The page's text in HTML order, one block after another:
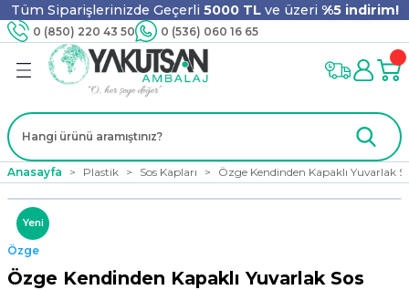
Tüm Siparişlerinizde Geçerli 5000 TLve üzeri %5 indirim!
0 (850) 220 43 50 0 (536) 060 16 65
Geri Dön
Geri Dön
Ürünleri
Geri Dön
Geri Dön
Tahta Karıştırıcı
Geri Dön
Geri Dön
Geri Dön
Geri Dön
Anasayfa Plastik Sos Kapları Özge Kendinden Kapaklı Yuvarlak
Yeni
Özge
Özge Kendinden Kapaklı Yuvarlak Sos